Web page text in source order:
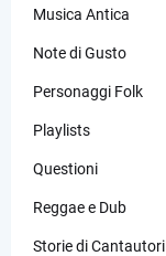
Musica Antica
Note di Gusto
Personaggi Folk
Playlists
Questioni
Reggae e Dub
Storie di Cantautori